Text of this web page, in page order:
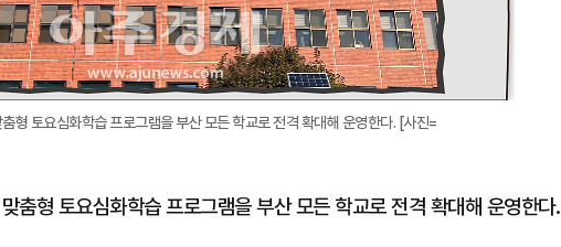
형 토요심화학습 프로그램을 부산 모든 학교로 전격 확대해 운영한다. [사진=
춤형 토요심화학습 프로그램을 부산 모든 학교로 전격 확대해 운영한다.